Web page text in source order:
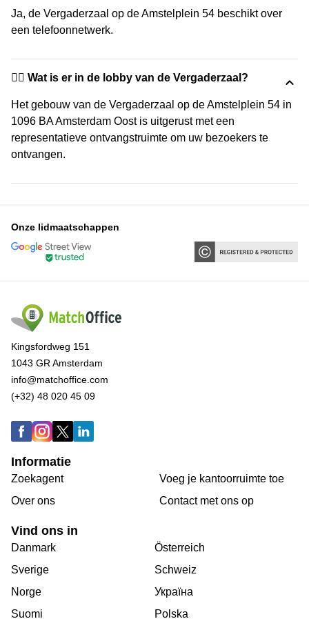
Ja, de Vergaderzaal op de Amstelplein 54 beschikt over
een telefoonnetwerk.
🙋‍♀️ Wat is er in de lobby van de Vergaderzaal?
Het gebouw van de Vergaderzaal op de Amstelplein 54 in
1096 BA Amsterdam Oost is uitgerust met een
representatieve ontvangstruimte om uw bezoekers te
ontvangen.
Onze lidmaatschappen
Kingsfordweg 151
1043 GR Amsterdam
info@matchoffice.com
(+32) 48 020 45 09
Informatie
Zoekagent
Over ons
Voeg je kantoorruimte toe
Сontact met ons op
Vind ons in
Danmark
Sverige
Norge
Suomi
Österreich
Schweiz
Україна
Polska